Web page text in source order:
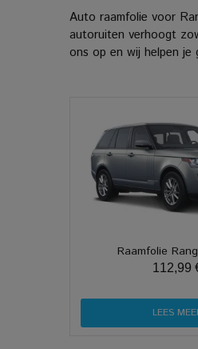
Auto raamfolie voor
autoruiten verhoogt
ons op en wij helpen je
Raamfolie
112,99
LEES